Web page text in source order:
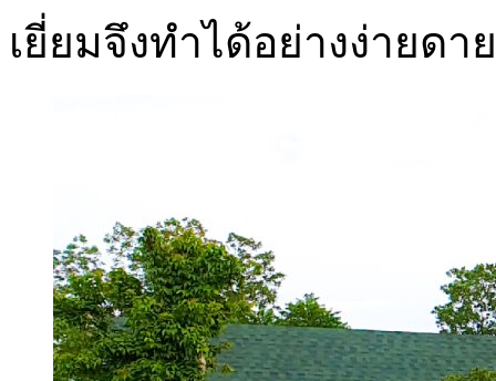
เยี่ยมจึงทำได้อย่างง่ายดาย